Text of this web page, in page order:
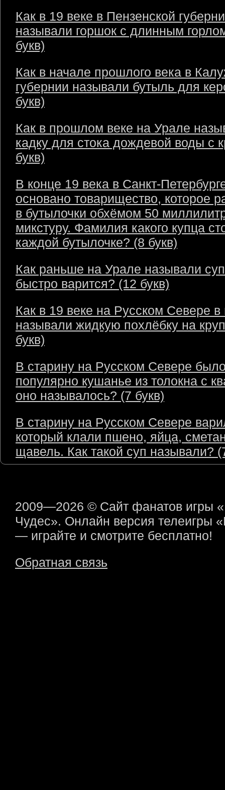
Как в 19 веке в Пензенской
называли горшок с длинным
букв)
Как в начале прошлого века в
губернии называли бутыль для
букв)
Как в прошлом веке на Урале
кадку для стока дождевой воды с
букв)
В конце 19 века в Санкт-
основано товарищество, которое
в бутылочки обхёмом 50
микстуру. Фамилия какого купца
каждой бутылочке? (8 букв)
Как раньше на Урале называли
быстро варится? (12 букв)
Как в 19 веке на Русском Севере в
называли жидкую похлёбку на
букв)
В старину на Русском Севере
популярно кушанье из толокна с
оно называлось? (7 букв)
В старину на Русском Севере
который клали пшено, яйца,
щавель. Как такой суп называли?
2009—2026 © Сайт фанатов игры
Чудес». Онлайн версия телеигры
— играйте и смотрите бесплатно!
Обратная связь